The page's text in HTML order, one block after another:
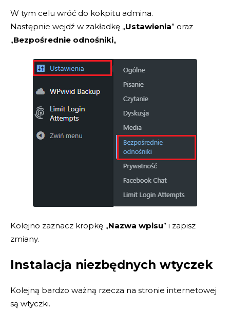
W tym celu wróć do kokpitu admina.
Następnie wejdź w zakładkę „Ustawienia” oraz
„Bezpośrednie odnośniki„
Kolejno zaznacz kropkę „Nazwa wpisu” i zapisz
zmiany.
Instalacja niezbędnych wtyczek
Kolejną bardzo ważną rzecza na stronie internetowej
są wtyczki.